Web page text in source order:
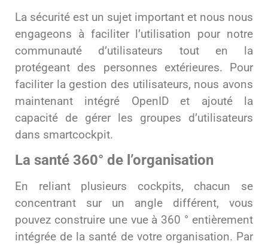
La sécurité est un sujet important et nous nous
engageons à faciliter l’utilisation pour notre
communauté d’utilisateurs tout en la
protégeant des personnes extérieures. Pour
faciliter la gestion des utilisateurs, nous avons
maintenant intégré OpenID et ajouté la
capacité de gérer les groupes d’utilisateurs
dans smartcockpit.
La santé 360° de l’organisation
En reliant plusieurs cockpits, chacun se
concentrant sur un angle différent, vous
pouvez construire une vue à 360 ° entièrement
intégrée de la santé de votre organisation. Par